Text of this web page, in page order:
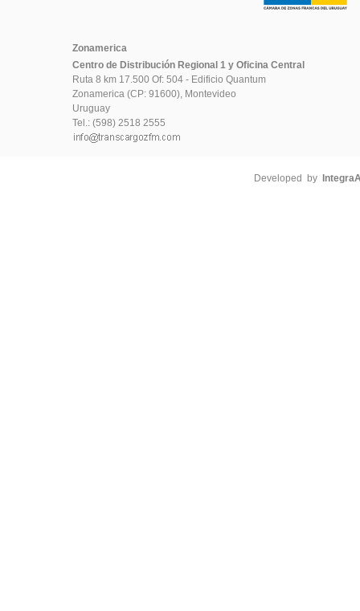
Zonamerica
Centro de Distribución Regional 1 y Oficina Central
Ruta 8 km 17.500 Of: 504 - Edificio Quantum
Zonamerica (CP: 91600), Montevideo
Uruguay
Tel.: (598) 2518 2555
Developed by